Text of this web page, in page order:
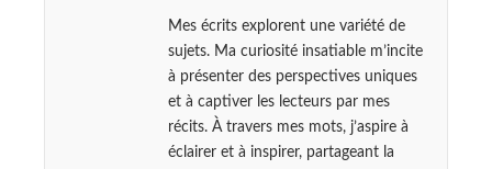
Mes écrits explorent une variété de
sujets. Ma curiosité insatiable m’incite
à présenter des perspectives uniques
et à captiver les lecteurs par mes
récits. À travers mes mots, j’aspire à
éclairer et à inspirer, partageant la